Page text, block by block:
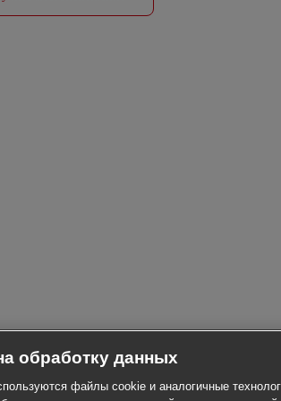
обработку данных
файлы cookie и аналогичные